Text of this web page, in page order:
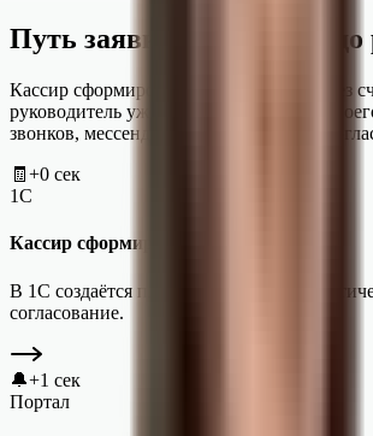
Путь заявки — от счёта
Кассир сформировал счёт в 1С — и через
руководитель уже принял решение со
звонков, мессенджеров и потерянных
🧾 +0 сек
1С
Кассир сформировал счёт
В 1С создаётся платёж — заявка
согласование.
🔔+1 сек
Портал